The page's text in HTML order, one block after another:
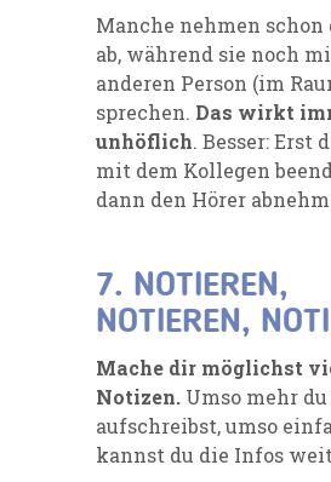
Manche nehmen schon
ab, während sie noch
anderen Person (im
sprechen. Das wirkt
unhöflich. Besser: Erst
mit dem Kollegen
dann den Hörer
7. NOTIEREN,
NOTIEREN,
Mache dir möglichst
Notizen. Umso mehr
aufschreibst, umso
kannst du die Infos